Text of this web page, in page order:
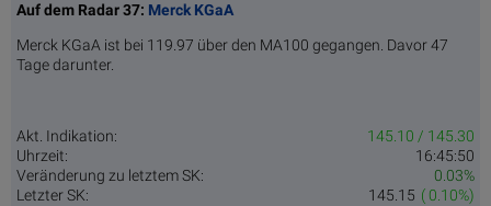
Auf dem Radar 37: Merck KGaA
Merck KGaA ist bei 119.97 über den MA100 gegangen. Davor 47
Tage darunter.
Akt. Indikation:
145.10 / 145.30
Uhrzeit:
16:45:50
Veränderung zu letztem SK:
0.03%
Letzter SK:
( 0.10%)
145.15